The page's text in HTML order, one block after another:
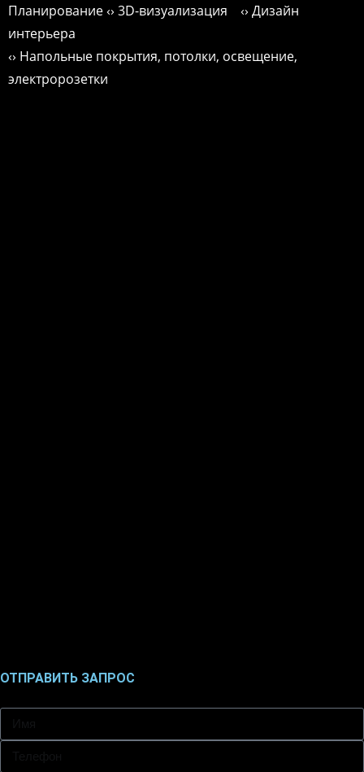
Планирование ‹› 3D-визуализация ‹› Дизайн
интерьера
‹› Напольные покрытия, потолки, освещение,
электророзетки
ОТПРАВИТЬ ЗАПРОС